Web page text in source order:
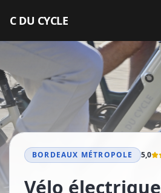
C DU CYCLE
Premium Electric Bikes
Accessories
BORDEAUX MÉTROPOLE 5,0
Vélo électrique